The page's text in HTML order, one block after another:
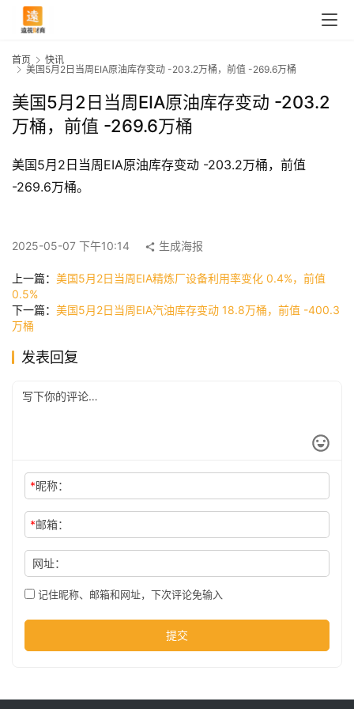
页
快
讯
公
时
科
技
首页
快讯
美国5月2日当周EIA原油库存变动 -203.2万桶，前值 -269.6万桶
美国5月2日当周EIA原油库存变动 -203.2
万桶，前值 -269.6万桶
美国5月2日当周EIA原油库存变动 -203.2万桶，前值
-269.6万桶。
2025-05-07 下午10:14 生成海报
上一篇： 美国5月2日当周EIA精炼厂设备利用率变化 0.4%，前值
0.5%
下一篇： 美国5月2日当周EIA汽油库存变动 18.8万桶，前值 -400.3
万桶
发表回复
*昵称：
*邮箱：
网址：
记住昵称、邮箱和网址，下次评论免输入
提交